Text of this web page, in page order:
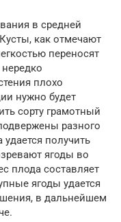
в средней
как отмечают
переносят
плохо
нужно будет
сорту грамотный
разного
получить
ягоды во
плода составляет
ягоды удается
в дальнейшем